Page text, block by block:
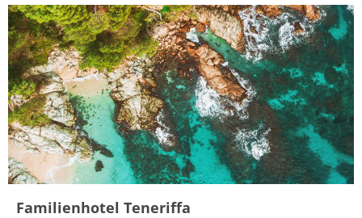
Familienhotel Teneriffa